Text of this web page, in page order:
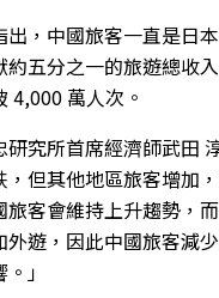
出，中國旅客一直是日
約五分之一的旅遊總收
4,000 萬人次。
究所首席經濟師武田
，但其他地區旅客增加
客會維持上升趨勢，
外遊，因此中國旅客減
」